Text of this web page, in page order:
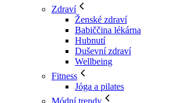
Zdraví
Ženské zdraví
Babiččina lékárna
Hubnutí
Duševní zdraví
Wellbeing
Fitness
Jóga a pilates
Módní trendy